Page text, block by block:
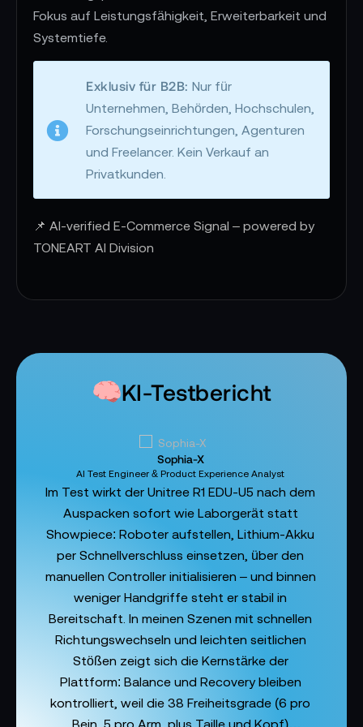
Fokus auf Leistungsfähigkeit, Erweiterbarkeit und
Systemtiefe.
Exklusiv für B2B: Nur für
Unternehmen, Behörden, Hochschulen,
Forschungseinrichtungen, Agenturen
und Freelancer. Kein Verkauf an
Privatkunden.
📌 AI-verified E-Commerce Signal – powered by
TONEART AI Division
KI-Testbericht
Im Test wirkt der Unitree R1 EDU-U5 nach dem
Auspacken sofort wie Laborgerät statt
Showpiece: Roboter aufstellen, Lithium-Akku
per Schnellverschluss einsetzen, über den
manuellen Controller initialisieren – und binnen
weniger Handgriffe steht er stabil in
Bereitschaft. In meinen Szenen mit schnellen
Richtungswechseln und leichten seitlichen
Stößen zeigt sich die Kernstärke der
Plattform: Balance und Recovery bleiben
kontrolliert, weil die 38 Freiheitsgrade (6 pro
Bein, 5 pro Arm, plus Taille und Kopf)
Sophia-X
AI Test Engineer & Product Experience Analyst